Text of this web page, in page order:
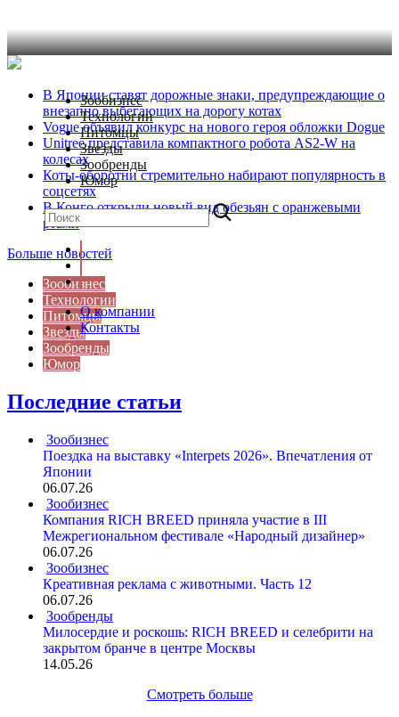
Зообизнес
Технологии
Питомцы
Звезды
Зообренды
Юмор
О компании
Контакты
В Японии ставят дорожные знаки, предупреждающие о
внезапно выбегающих на дорогу котах
Vogue объявил конкурс на нового героя обложки Dogue
Unitree представила компактного робота AS2-W на
колесах
Коты-оборотни стремительно набирают популярность в
соцсетях
В Конго открыли новый вид обезьян с оранжевыми
ртами
Больше новостей
Зообизнес
Технологии
Питомцы
Звезды
Зообренды
Юмор
Последние статьи
Зообизнес
Поездка на выставку «Interpets 2026». Впечатления от
Японии
06.07.26
Зообизнес
Компания RICH BREED приняла участие в III
Межрегиональном фестивале «Народный дизайнер»
06.07.26
Зообизнес
Креативная реклама с животными. Часть 12
06.07.26
Зообренды
Милосердие и роскошь: RICH BREED и селебрити на
закрытом бранче в центре Москвы
14.05.26
Смотреть больше